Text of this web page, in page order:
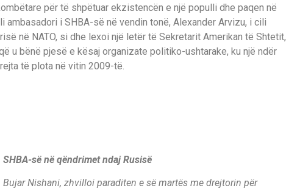
për të shpëtuar ekzistencën e një populli dhe paqen në
ambasadori i SHBA-së në vendin tonë, Alexander Arvizu, i cili
në NATO, si dhe lexoi një letër të Sekretarit Amerikan të Shtetit,
u bënë pjesë e kësaj organizate politiko-ushtarake, ku një ndër
të plota në vitin 2009-të.
së në qëndrimet ndaj Rusisë
Nishani, zhvilloi paraditen e së martës me drejtorin për